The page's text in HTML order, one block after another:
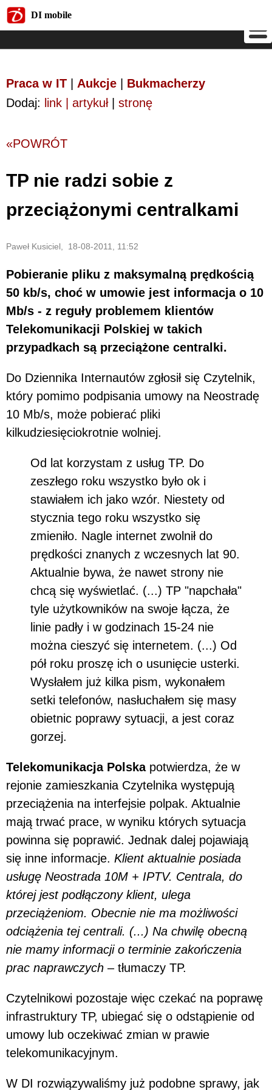
DI mobile
Praca w IT Aukcje
Bukmacherzy
Dodaj: link | artykuł| stronę
«POWRÓT
TP nie radzi sobie z
przeciążonymi centralkami
Paweł Kusiciel, 18-08-2011, 11:52
Pobieranie pliku z maksymalną prędkością
50 kb/s, choć w umowie jest informacja o 10
Mb/s - z reguły problemem klientów
Telekomunikacji Polskiej w takich
przypadkach są przeciążone centralki.
Do Dziennika Internautów zgłosił się Czytelnik,
który pomimo podpisania umowy na Neostradę
10 Mb/s, może pobierać pliki
kilkudziesięciokrotnie wolniej.
Od lat korzystam z usług TP. Do
zeszłego roku wszystko było ok i
stawiałem ich jako wzór. Niestety od
stycznia tego roku wszystko się
zmieniło. Nagle internet zwolnił do
prędkości znanych z wczesnych lat 90.
Aktualnie bywa, że nawet strony nie
chcą się wyświetlać. (...) TP "napchała"
tyle użytkowników na swoje łącza, że
linie padły i w godzinach 15-24 nie
można cieszyć się internetem. (...) Od
pół roku proszę ich o usunięcie usterki.
Wysłałem już kilka pism, wykonałem
setki telefonów, nasłuchałem się masy
obietnic poprawy sytuacji, a jest coraz
gorzej.
Telekomunikacja Polskapotwierdza, że w
rejonie zamieszkania Czytelnika występują
przeciążenia na interfejsie polpak. Aktualnie
mają trwać prace, w wyniku których sytuacja
powinna się poprawić. Jednak dalej pojawiają
się inne informacje. Klient aktualnie posiada
usługę Neostrada 10M + IPTV. Centrala, do
której jest podłączony klient, ulega
przeciążeniom. Obecnie nie ma możliwości
odciążenia tej centrali. (...) Na chwilę obecną
nie mamy informacji o terminie zakończenia
prac naprawczych – tłumaczy TP.
Czytelnikowi pozostaje więc czekać na poprawę
infrastruktury TP, ubiegać się o odstąpienie od
umowy lub oczekiwać zmian w prawie
telekomunikacyjnym.
W DI rozwiązywaliśmy już podobne sprawy, jak
DI mobile